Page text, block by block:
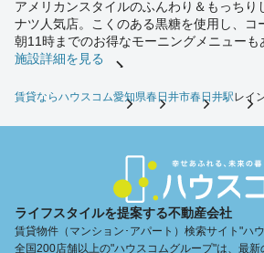
アメリカンスタイルのふんわり＆もっちり
ナツ人気店。こくのある黒糖を使用し、コ
朝11時までのお得なモーニングメニューも
施設詳細を見る
賃貸ならハウスコム愛知県春日井市春日井駅レイ
ライフスタイルを提案する不動産会社
賃貸物件（マンション･アパート）検索サイト"ハ
全国200店舗以上の"ハウスコムグループ"は、最